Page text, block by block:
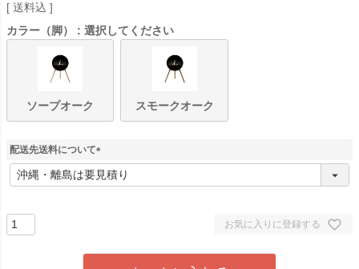
送料込
カラー（脚）
選択してください
ソープオーク スモークオーク
配送先送料について
(
必
お気に入りに登録する